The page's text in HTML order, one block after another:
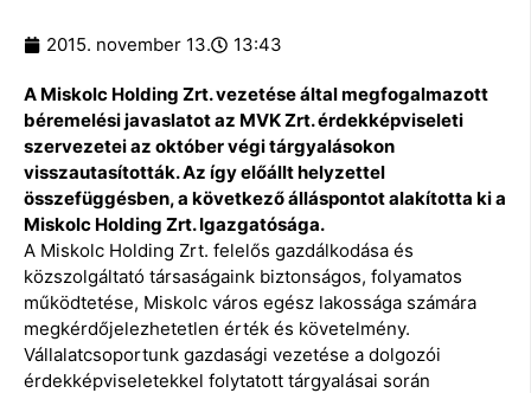
2015. november 13. 13:43
A Miskolc Holding Zrt. vezetése által megfogalmazott
béremelési javaslatot az MVK Zrt. érdekképviseleti
szervezetei az október végi tárgyalásokon
visszautasították. Az így előállt helyzettel
összefüggésben, a következő álláspontot alakította ki a
Miskolc Holding Zrt. Igazgatósága.
A Miskolc Holding Zrt. felelős gazdálkodása és
közszolgáltató társaságaink biztonságos, folyamatos
működtetése, Miskolc város egész lakossága számára
megkérdőjelezhetetlen érték és követelmény.
Vállalatcsoportunk gazdasági vezetése a dolgozói
érdekképviseletekkel folytatott tárgyalásai során